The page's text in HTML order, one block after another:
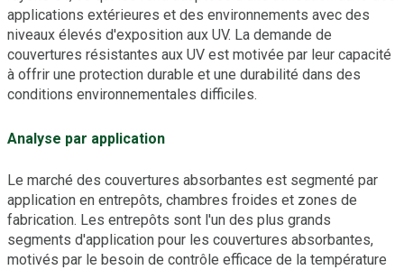
applications extérieures et des environnements avec des
niveaux élevés d'exposition aux UV. La demande de
couvertures résistantes aux UV est motivée par leur capacité
à offrir une protection durable et une durabilité dans des
conditions environnementales difficiles.
Analyse par application
Le marché des couvertures absorbantes est segmenté par
application en entrepôts, chambres froides et zones de
fabrication. Les entrepôts sont l'un des plus grands
segments d'application pour les couvertures absorbantes,
motivés par le besoin de contrôle efficace de la température